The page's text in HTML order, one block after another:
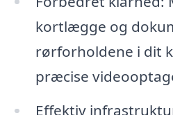
kortlægge og
rørforholdene i dit
præcise
Effektiv